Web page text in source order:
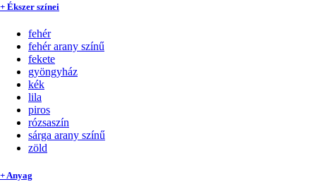
+ Ékszer színei
fehér
fehér arany színű
fekete
gyöngyház
kék
lila
piros
rózsaszín
sárga arany színű
zöld
+ Anyag